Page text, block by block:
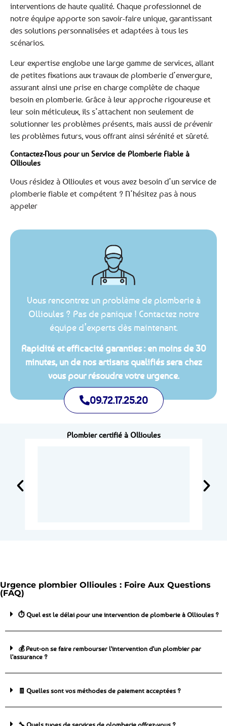
interventions de haute qualité. Chaque professionnel de
notre équipe apporte son savoir-faire unique, garantissant
des solutions personnalisées et adaptées à tous les
scénarios.
Leur expertise englobe une large gamme de services, allant
de petites fixations aux travaux de plomberie d’envergure,
assurant ainsi une prise en charge complète de chaque
besoin en plomberie. Grâce à leur approche rigoureuse et
leur soin méticuleux, ils s’attachent non seulement de
solutionner les problèmes présents, mais aussi de prévenir
les problèmes futurs, vous offrant ainsi sérénité et sûreté.
Contactez-Nous pour un Service de Plomberie Fiable à
Ollioules
Vous résidez à Ollioules et vous avez besoin d’un service de
plomberie fiable et compétent ? N’hésitez pas à nous
appeler
Vous rencontrez un problème de plomberie à
Ollioules ? Pas de panique ! Contactez notre
équipe d’experts dès maintenant.
Rapidité et efficacité garanties : en moins de 30
minutes, un de nos artisans qualifiés sera chez
vous pour résoudre votre urgence.
09.72.17.25.20
Plombier certifié à Ollioules
Urgence plombier Ollioules : Foire Aux Questions
(FAQ)
⏱️ Quel est le délai pour une intervention de plomberie à Ollioules ?
💰 Peut-on se faire rembourser l'intervention d'un plombier par
l'assurance ?
🧾 Quelles sont vos méthodes de paiement acceptées ?